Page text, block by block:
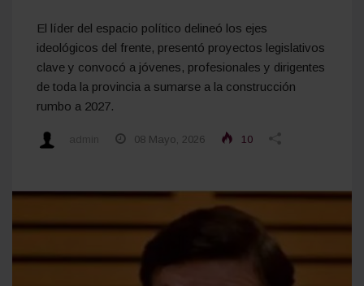
El líder del espacio político delineó los ejes
ideológicos del frente, presentó proyectos legislativos
clave y convocó a jóvenes, profesionales y dirigentes
de toda la provincia a sumarse a la construcción
rumbo a 2027.
08 Mayo, 2026 10